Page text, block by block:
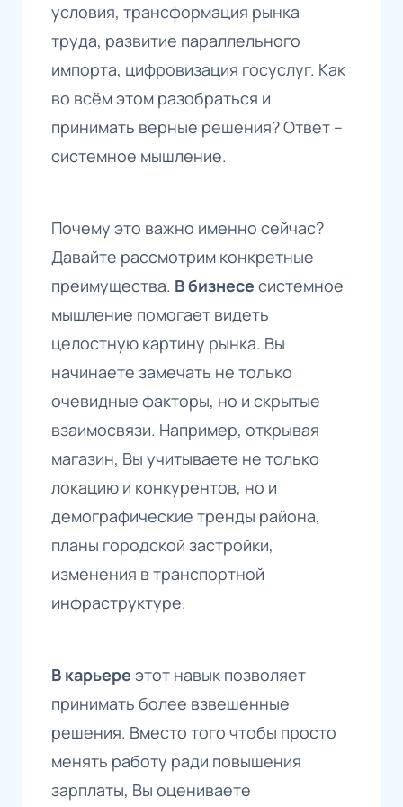
условия, трансформация рынка
труда, развитие параллельного
импорта, цифровизация госуслуг. Как
во всём этом разобраться и
принимать верные решения? Ответ –
системное мышление.
Почему это важно именно сейчас?
Давайте рассмотрим конкретные
преимущества. В бизнесе системное
мышление помогает видеть
целостную картину рынка. Вы
начинаете замечать не только
очевидные факторы, но и скрытые
взаимосвязи. Например, открывая
магазин, Вы учитываете не только
локацию и конкурентов, но и
демографические тренды района,
планы городской застройки,
изменения в транспортной
инфраструктуре.
В карьере этот навык позволяет
принимать более взвешенные
решения. Вместо того чтобы просто
менять работу ради повышения
зарплаты, Вы оцениваете